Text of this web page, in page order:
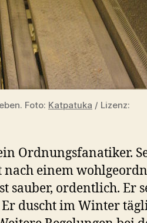
Foto: Katpatuka / Lizenz:
Ordnungsfanatiker.
einem
sauber, ordentlich. Er
duscht im Winter